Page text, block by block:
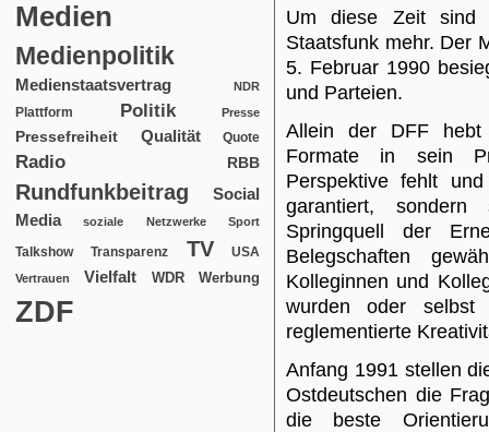
Medien
Medienpolitik
Medienstaatsvertrag NDR
Plattform Politik Presse
Pressefreiheit Qualität Quote
Radio RBB
Rundfunkbeitrag
Social
Media
soziale Netzwerke Sport
Talkshow Transparenz TV USA
Vertrauen Vielfalt WDR Werbung
ZDF
Um diese Zeit sind
Staatsfunk mehr. Der
5. Februar 1990
und Parteien.
Allein der DFF
Formate in sein
Perspektive fehlt
garantiert,
Springquell der
Belegschaften
Kolleginnen und
wurden oder selbst
reglementierte
Anfang 1991 stellen
Ostdeutschen die
die beste